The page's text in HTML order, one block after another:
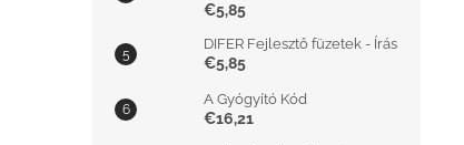
€5,85
DIFER Fejlesztő füzetek - Írás
€5,85
A Gyógyító Kód
€16,21